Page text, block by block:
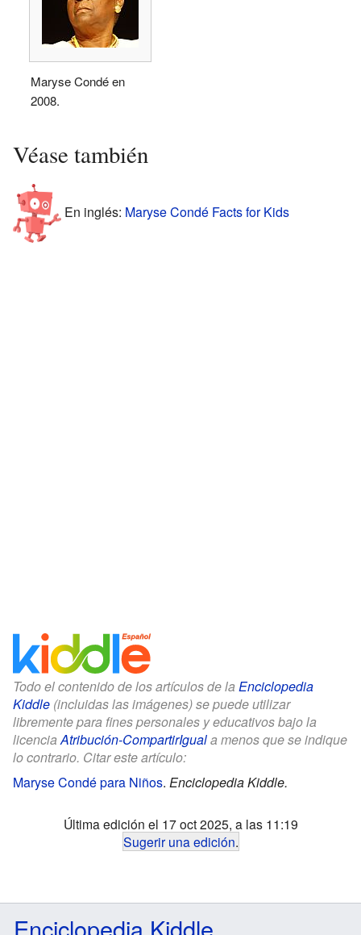
Maryse Condé en
2008.
Véase también
En inglés: Maryse Condé Facts for Kids
Todo el contenido de los artículos de la Enciclopedia
Kiddle (incluidas las imágenes) se puede utilizar
libremente para fines personales y educativos bajo la
licencia Atribución-CompartirIguala menos que se indique
lo contrario. Citar este artículo:
Maryse Condé para Niños. Enciclopedia Kiddle.
Última edición el 17 oct 2025, a las 11:19
Sugerir una edición.
Enciclopedia Kiddle